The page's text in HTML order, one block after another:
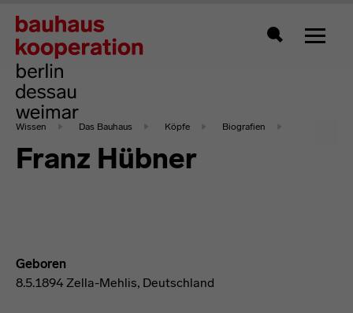
Zeigt
Wissen Das Bauhaus Köpfe Biografien
Franz Hübner
Geboren
8.5.1894 Zella-Mehlis, Deutschland